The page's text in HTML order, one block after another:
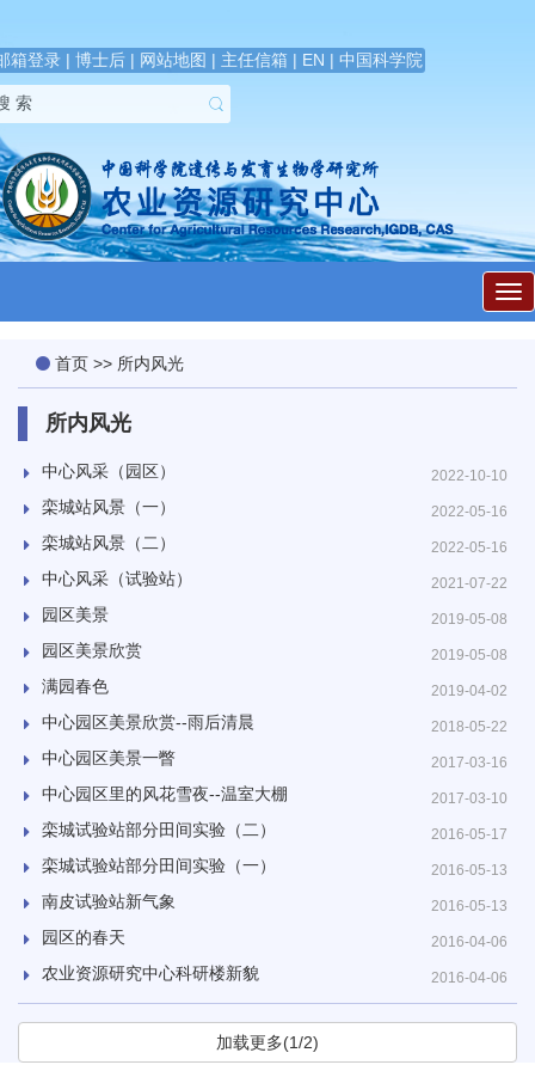
箱登录 | 博士后 | 网站地图 | 主任信箱 | EN | 中国科学院
展
开
首页 >> 所内风光
所内风光
2022-10-10
中心风采（园区）
2022-05-16
栾城站风景（一）
2022-05-16
栾城站风景（二）
2021-07-22
中心风采（试验站）
2019-05-08
园区美景
2019-05-08
园区美景欣赏
2019-04-02
满园春色
2018-05-22
中心园区美景欣赏--雨后清晨
2017-03-16
中心园区美景一瞥
2017-03-10
中心园区里的风花雪夜--温室大棚
2016-05-17
栾城试验站部分田间实验（二）
2016-05-13
栾城试验站部分田间实验（一）
2016-05-13
南皮试验站新气象
2016-04-06
园区的春天
2016-04-06
农业资源研究中心科研楼新貌
加载更多(1/2)